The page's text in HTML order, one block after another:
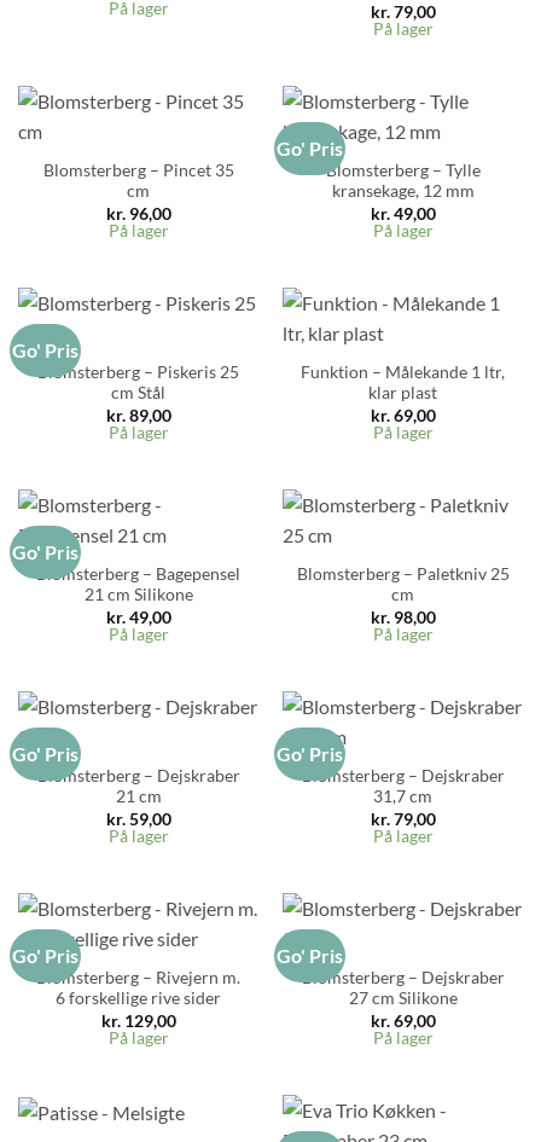
På lager
kr.79,00
På lager
Blomsterberg – Pincet 35
cm
kr.96,00
På lager
Go' Pris
Blomsterberg – Tylle
kransekage, 12 mm
kr.49,00
På lager
Go' Pris
Blomsterberg – Piskeris 25
cm Stål
kr.89,00
På lager
Funktion – Målekande 1 ltr,
klar plast
kr.69,00
På lager
Go' Pris
Blomsterberg – Bagepensel
21 cm Silikone
kr.49,00
På lager
Blomsterberg – Paletkniv 25
cm
kr.98,00
På lager
Go' Pris
Blomsterberg – Dejskraber
21 cm
kr.59,00
På lager
Go' Pris
Blomsterberg – Dejskraber
31,7 cm
kr.79,00
På lager
Go' Pris
Blomsterberg – Rivejern m.
6 forskellige rive sider
kr.129,00
På lager
Go' Pris
Blomsterberg – Dejskraber
27 cm Silikone
kr.69,00
På lager